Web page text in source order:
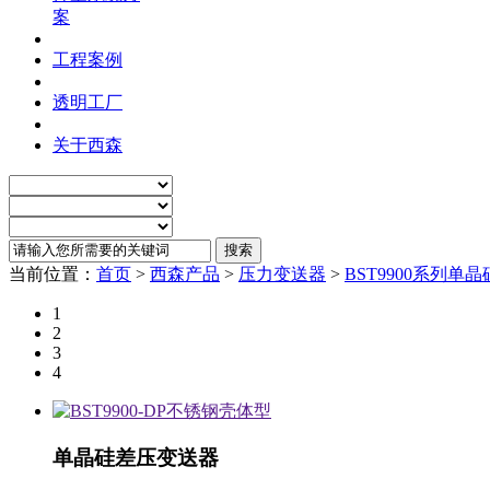
案
工程案例
透明工厂
关于西森
当前位置： 首页 > 西森产品 > 压力变送器 > BST9900系列单晶
1
2
3
4
单晶硅差压变送器